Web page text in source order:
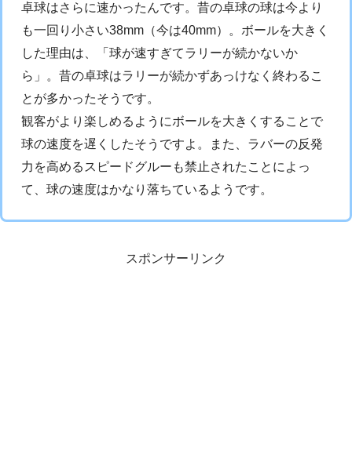
卓球はさらに速かったんです。昔の卓球の球は今より
も一回り小さい38mm（今は40mm）。ボールを大きく
した理由は、「球が速すぎてラリーが続かないか
ら」。昔の卓球はラリーが続かずあっけなく終わるこ
とが多かったそうです。
観客がより楽しめるようにボールを大きくすることで
球の速度を遅くしたそうですよ。また、ラバーの反発
力を高めるスピードグルーも禁止されたことによっ
て、球の速度はかなり落ちているようです。
スポンサーリンク